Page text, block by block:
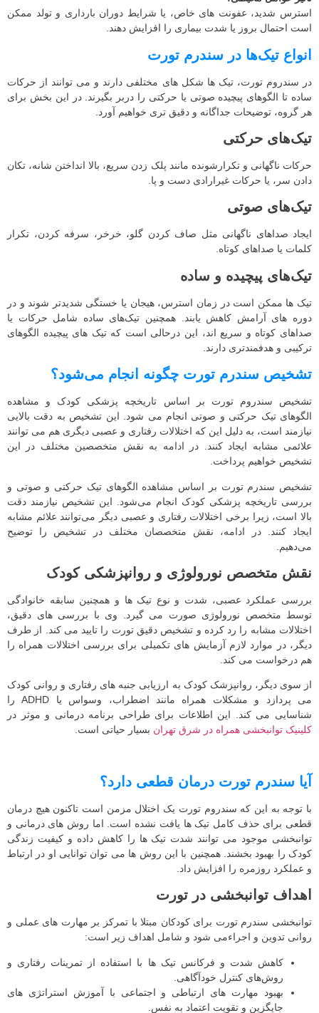
استرس شدید، عفونت‌ های خاص، یا شرایط دوران بارداری و تولد ممکن
است احتمال بروز یا شدت بیماری را افزایش دهند.
انواع تیک‌ها در سندرم تورت
در سندروم تورت، تیک ها شکل های مختلفی دارند و می توانند از حرکات
ساده تا الگوهای پیچیده صوتی یا حرکتی را دربر بگیرند. در این بخش برای
هر گروه، توضیحات جداگانه و دقیق تری خواهیم آورد.
تیک‌های حرکتی
حرکات ناگهانی و تکرارشونده مانند پلک‌ زدن سریع، بالا انداختن شانه، تکان
دادن سر، یا حرکات غیرارادی دست و پا.
تیک‌های صوتی
ایجاد صداهای ناگهانی مثل صاف‌ کردن گلو، خرخر، سرفه‌ کردن، تکرار
کلمات یا صداهای کوتاه.
تیک‌های پیچیده و ساده
تیک‌ ها ممکن است در زمان استرس، هیجان یا خستگی شدیدتر شوند و در
دوره‌ های آرامش کاهش یابند. همچنین تیک‌های ساده شامل حرکات یا
صداهای کوتاه و سریع‌ اند، این درحالی است که تیک‌ های پیچیده الگوهای
ترکیبی و هدفمندتری دارند.
تشخیص سندرم تورت چگونه انجام می‌شود؟
تشخیص سندروم تورت بر اساس تاریخچه پزشکی کودک و مشاهده
الگوهای تیک حرکتی و صوتی انجام می شود. این تشخیص به دقت بالایی
نیازمند است، به دلیل این که اختلالات رفتاری و عصبی دیگری هم می توانند
علائمی مشابه ایجاد کنند. در ادامه به نقش متخصصین مختلف در این
تشخیص خواهیم پرداخت.
تشخیص سندرم تورت بر اساس مشاهده الگوهای تیک حرکتی و صوتی و
بررسی تاریخچه پزشکی کودک انجام می‌شود. این تشخیص نیازمند دقت
بالا است، زیرا برخی اختلالات رفتاری و عصبی دیگر می‌توانند علائم مشابه
ایجاد کنند. در ادامه، نقش متخصصان مختلف در تشخیص را توضیح
می‌دهیم.
نقش متخصص نورولوژی و روانپزشکی کودک
بررسی عملکرد عصبی، شدت و نوع تیک ها و همچنین سابقه خانوادگی
توسط متخصص نورولوژی صورت می گیرد. وی با بررسی های دقیق،
اختلالات مشابه را رد کرده و تشخیص دقیق تورت را تایید می کند. از طرف
دیگر، در موارد لازم آزمایش های تکمیلی برای بررسی اختلالات همراه را
هم درخواست می کند.
از سوی دیگر، روانپزشک کودک به ارزیابی جنبه های رفتاری و روانی کودک
می پردازد و مشکلات همراه مانند اضطراب، وسواس یا ADHD را
شناسایی می کند. این اطلاعات برای طراحی برنامه درمانی و موثر در
کلینیک توانبخشی همراه در شرق تهران بسیار حیاتی است.
آیا سندرم تورت درمان قطعی دارد؟
با توجه به این که سندروم تورت یک اختلال مزمن است تاکنون هیچ درمان
قطعی برای حذف کامل تیک ها یافت نشده است. اما روش های درمانی و
توانبخشی موجود می توانند شدت تیک ها را کاهش داده و کیفیت زندگی
کودک را بهبود بخشند. همچنین با این روش ها می توان توانایی او در ارتباط
و عملکرد روزمره را افزایش داد.
اهداف توانبخشی در تورت
توانبخشی سندرم تورت برای کودکان مبتلا با تمرکز بر مهارت‌ های عملی و
روانی تدوین و اجراءمی شود و شامل اهداف زیر است:
کاهش شدت و فرکانس تیک‌ ها با استفاده از تمرینات رفتاری و
روش‌های کنترل خودآگاهی.
بهبود مهارت‌ های ارتباطی و اجتماعی با آموزش استراتژی‌ های
جایگزین و تقویت اعتماد به‌ نفس.